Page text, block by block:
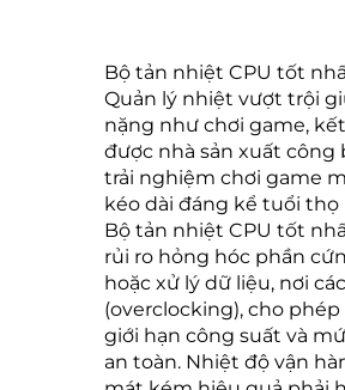
Bộ tản nhiệt CPU tốt
Quản lý nhiệt vượt trội
nặng như chơi game,
được nhà sản xuất
trải nghiệm chơi game
kéo dài đáng kể tuổi thọ
Bộ tản nhiệt CPU tốt
rủi ro hỏng hóc phần
hoặc xử lý dữ liệu, nơi
(overclocking), cho
giới hạn công suất và
an toàn. Nhiệt độ vận